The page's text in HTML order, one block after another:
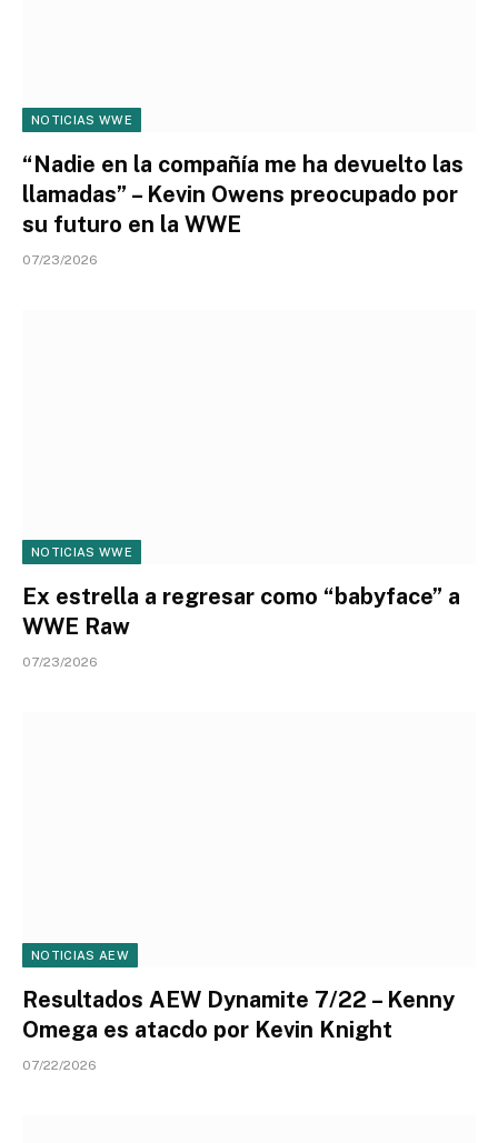
NOTICIAS WWE
“Nadie en la compañía me ha devuelto las
llamadas” – Kevin Owens preocupado por
su futuro en la WWE
07/23/2026
NOTICIAS WWE
Ex estrella a regresar como “babyface” a
WWE Raw
07/23/2026
NOTICIAS AEW
Resultados AEW Dynamite 7/22 – Kenny
Omega es atacdo por Kevin Knight
07/22/2026